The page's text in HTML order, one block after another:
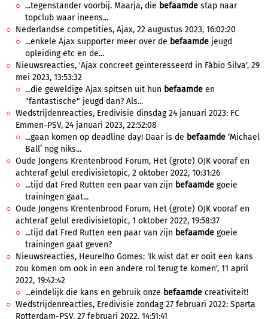
...tegenstander voorbij. Maarja, die befaamde stap naar
topclub waar ineens...
Nederlandse competities, Ajax, 22 augustus 2023, 16:02:20
...enkele Ajax supporter meer over de befaamde jeugd
opleiding etc en de...
Nieuwsreacties, 'Ajax concreet geïnteresseerd in Fábio Silva', 29
mei 2023, 13:53:32
...die geweldige Ajax spitsen uit hun befaamde en
"fantastische" jeugd dan? Als...
Wedstrijdenreacties, Eredivisie dinsdag 24 januari 2023: FC
Emmen-PSV, 24 januari 2023, 22:52:08
...gaan komen op deadline day! Daar is de befaamde ‘Michael
Ball’ nog niks...
Oude Jongens Krentenbrood Forum, Het (grote) OJK vooraf en
achteraf gelul eredivisietopic, 2 oktober 2022, 10:31:26
...tijd dat Fred Rutten een paar van zijn befaamde goeie
trainingen gaat...
Oude Jongens Krentenbrood Forum, Het (grote) OJK vooraf en
achteraf gelul eredivisietopic, 1 oktober 2022, 19:58:37
...tijd dat Fred Rutten een paar van zijn befaamde goeie
trainingen gaat geven?
Nieuwsreacties, Heurelho Gomes: 'Ik wist dat er ooit een kans
zou komen om ook in een andere rol terug te komen', 11 april
2022, 19:42:42
...eindelijk die kans en gebruik onze befaamde creativiteit!
Wedstrijdenreacties, Eredivisie zondag 27 februari 2022: Sparta
Rotterdam-PSV, 27 februari 2022, 14:51:41